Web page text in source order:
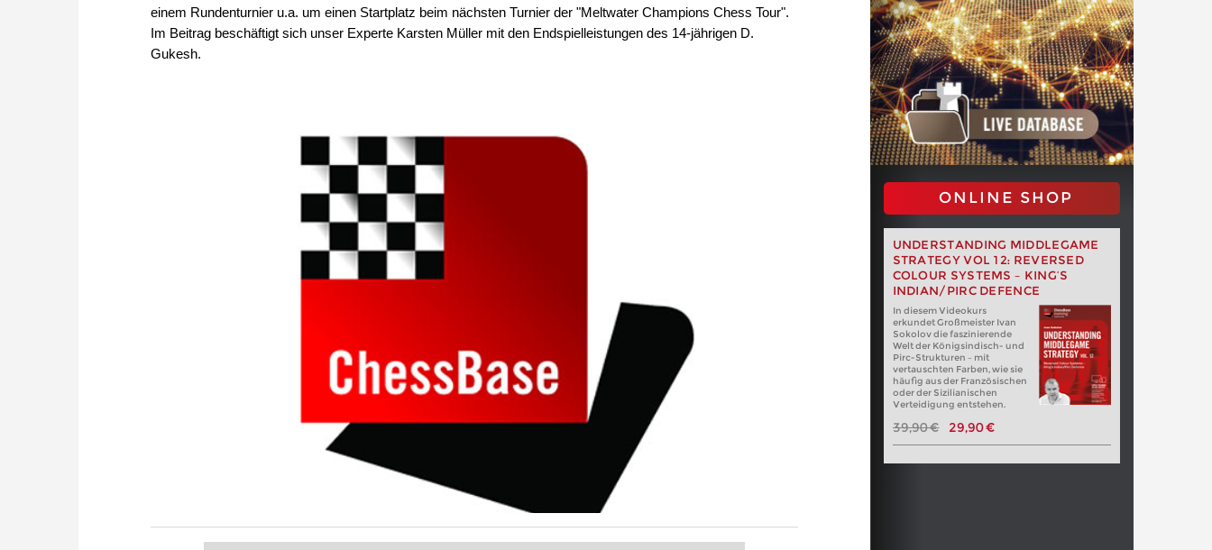
einem Rundenturnier u.a. um einen Startplatz beim nächsten Turnier der "Meltwater Champions Chess Tour".
Im Beitrag beschäftigt sich unser Experte Karsten Müller mit den Endspielleistungen des 14-jährigen D.
Gukesh.
ONLINE SHOP
UNDERSTANDING MIDDLEGAME
STRATEGY VOL 12: REVERSED
COLOUR SYSTEMS – KING’S
INDIAN/PIRC DEFENCE
In diesem Videokurs
erkundet Großmeister Ivan
Sokolov die faszinierende
Welt der Königsindisch- und
Pirc-Strukturen – mit
vertauschten Farben, wie sie
häufig aus der Französischen
oder der Sizilianischen
Verteidigung entstehen.
39,90 € 29,90 €